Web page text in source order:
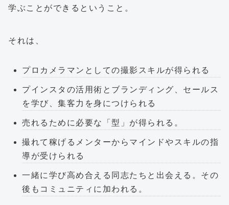
学ぶことができるということ。
それは、
プロカメラマンとしての撮影スキルが得られる
プインスタの活用術とブランディング、セールス
を学び、集客力を身につけられる
売れるために必要な「型」が得られる。
撮れて稼げるメンターからマインドやスキルの指
導が受けられる
一緒に学び高め合える同志たちと出会える。その
後もコミュニティに加われる。